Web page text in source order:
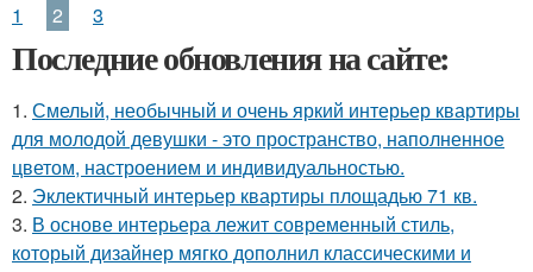
1 2 3
Последние обновления на сайте:
1. Смелый, необычный и очень яркий интерьер квартиры
для молодой девушки - это пространство, наполненное
цветом, настроением и индивидуальностью.
2. Эклектичный интерьер квартиры площадью 71 кв.
3. В основе интерьера лежит современный стиль,
который дизайнер мягко дополнил классическими и